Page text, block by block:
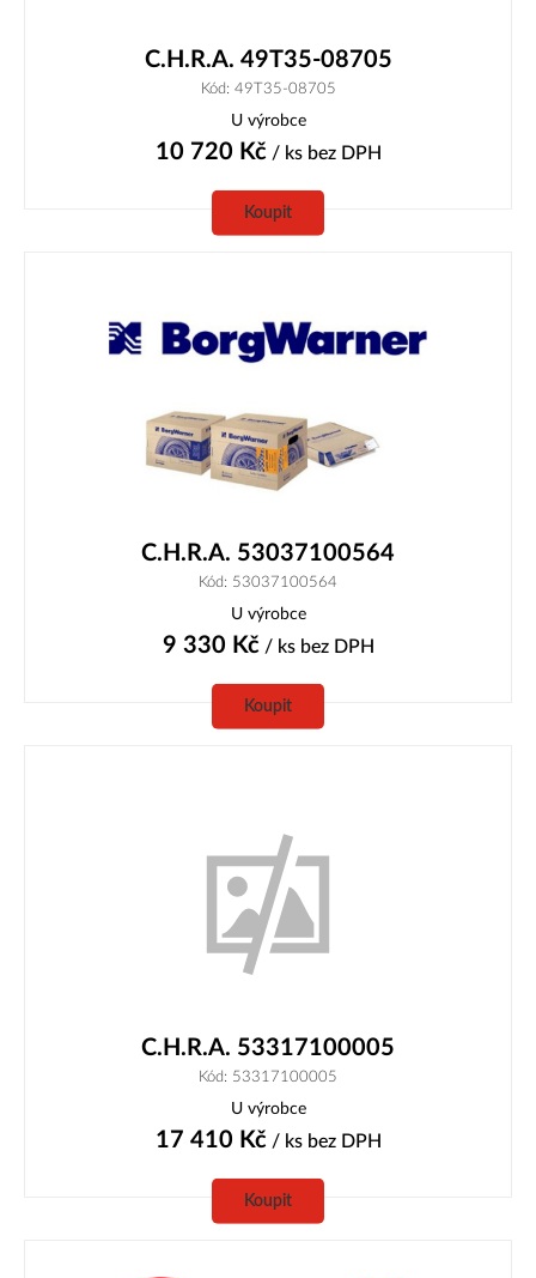
C.H.R.A. 49T35-08705
Kód: 49T35-08705
U výrobce
10 720 Kč/ ks bez DPH
Koupit
C.H.R.A. 53037100564
Kód: 53037100564
U výrobce
9 330 Kč/ ks bez DPH
Koupit
C.H.R.A. 53317100005
Kód: 53317100005
U výrobce
17 410 Kč/ ks bez DPH
Koupit